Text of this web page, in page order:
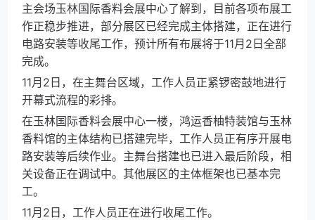
主会场玉林国际香料会展中心了解到，目前各项布展工
作正稳步推进，部分展区已经完成主体搭建，正在进行
电路安装等收尾工作，预计所有布展将于11月2日全部
完成。
11月2日，在主舞台区域，工作人员正紧锣密鼓地进行
开幕式流程的彩排。
在玉林国际香料会展中心一楼，鸿运香柚特装馆与玉林
香料馆的主体结构已搭建完毕，工作人员正有序开展电
路安装等后续作业。主舞台搭建也已进入最后阶段，相
关设备正在调试中。其他展区的主体框架也已基本完
工。
11月2日， 工作人员正在进行收尾工作。